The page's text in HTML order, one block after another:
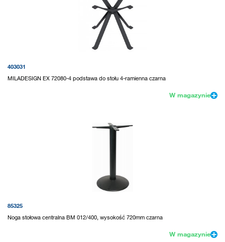
403031
MILADESIGN EX 72080-4 podstawa do stołu 4-ramienna czarna
W magazynie
85325
Noga stołowa centralna BM 012/400, wysokość 720mm czarna
W magazynie